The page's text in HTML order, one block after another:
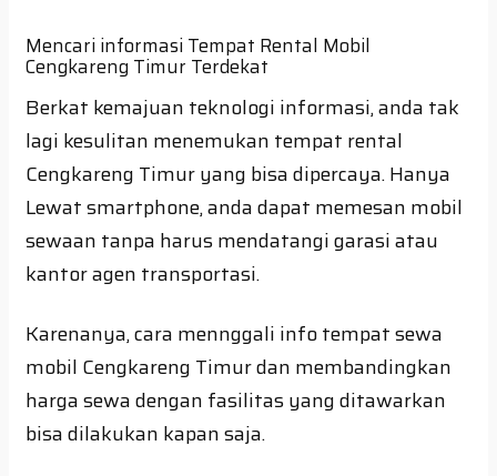
Mencari informasi Tempat Rental Mobil
Cengkareng Timur Terdekat
Berkat kemajuan teknologi informasi, anda tak
lagi kesulitan menemukan tempat rental
Cengkareng Timur yang bisa dipercaya. Hanya
Lewat smartphone, anda dapat memesan mobil
sewaan tanpa harus mendatangi garasi atau
kantor agen transportasi.
Karenanya, cara mennggali info tempat sewa
mobil Cengkareng Timur dan membandingkan
harga sewa dengan fasilitas yang ditawarkan
bisa dilakukan kapan saja.